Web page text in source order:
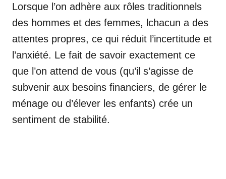
Lorsque l’on adhère aux rôles traditionnels
des hommes et des femmes, lchacun a des
attentes propres, ce qui réduit l’incertitude et
l’anxiété. Le fait de savoir exactement ce
que l’on attend de vous (qu’il s’agisse de
subvenir aux besoins financiers, de gérer le
ménage ou d’élever les enfants) crée un
sentiment de stabilité.